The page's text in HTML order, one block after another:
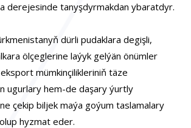
derejesinde tanyşdyrmakdan ybaratdyr.
dürli pudaklara degişli,
ölçeglerine laýyk gelýän önümler
mümkinçilikleriniň täze
ugurlary hem-de daşary ýurtly
çekip biljek maýa goýum taslamalary
hyzmat eder.